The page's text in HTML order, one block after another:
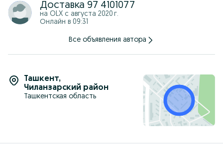
Доставка 97 4101077
на OLX с августа 2020 г.
Онлайн в 09:31
Все объявления автора
Ташкент,
Чиланзарский район
Ташкентская область